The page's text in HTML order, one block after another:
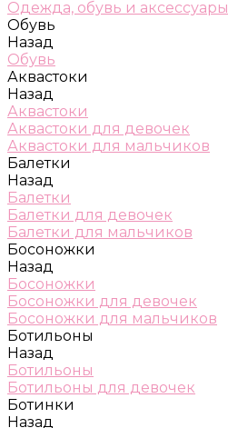
Одежда, обувь и аксессуары
Обувь
Назад
Обувь
Аквастоки
Назад
Аквастоки
Аквастоки для девочек
Аквастоки для мальчиков
Балетки
Назад
Балетки
Балетки для девочек
Балетки для мальчиков
Босоножки
Назад
Босоножки
Босоножки для девочек
Босоножки для мальчиков
Ботильоны
Назад
Ботильоны
Ботильоны для девочек
Ботинки
Назад